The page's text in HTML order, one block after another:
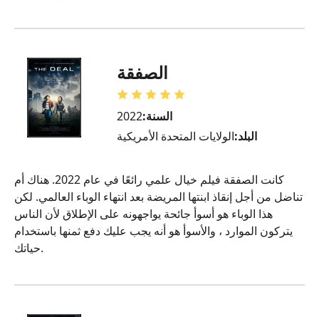
الصفقة
السنة:2022
البلد:الولايات المتحدة الأمريكية
كانت الصفقة فيلم خيال علمي رائعًا في عام 2022. هناك أم
تناضل من أجل إنقاذ ابنتها المريضة بعد انتهاء الوباء العالمي. لكن
هذا الوباء هو أسوأ جائحة يواجهونه على الإطلاق لأن الناس
يتركون الموارد ، والأسوأ هو أنه يجب عليك دفع ثمنها باستخدام
حياتك.